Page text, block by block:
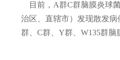
目前，A群C群脑膜炎球
治区、直辖市）发现散发
群、C群、Y群、W135群脑